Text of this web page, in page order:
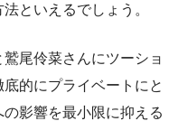
といえるでしょう。
尾伶菜さんにツーショ
的にプライベートにと
影響を最小限に抑える